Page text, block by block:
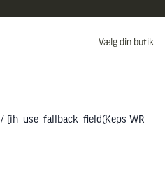
Vælg din butik
/ [ih_use_fallback_field(Keps WR